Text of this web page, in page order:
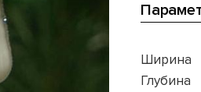
Ширина
Глубина